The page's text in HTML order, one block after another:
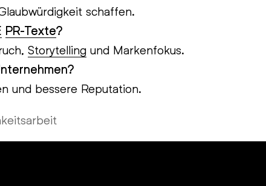
schaffen.
PR-Texte?
Storytelling und Markenfokus.
und bessere Reputation.